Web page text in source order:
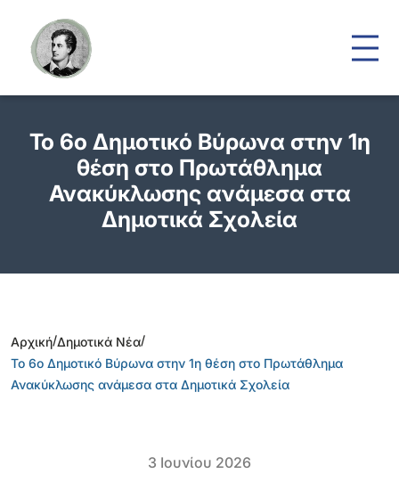
Το 6ο Δημοτικό Βύρωνα στην 1η
θέση στο Πρωτάθλημα
Ανακύκλωσης ανάμεσα στα
Δημοτικά Σχολεία
Αρχική/Δημοτικά Νέα/
Το 6ο Δημοτικό Βύρωνα στην 1η θέση στο Πρωτάθλημα
Ανακύκλωσης ανάμεσα στα Δημοτικά Σχολεία
3 Ιουνίου 2026